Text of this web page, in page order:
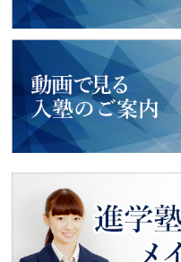
2018年度入試
最新合格者の声
入塾のご案内